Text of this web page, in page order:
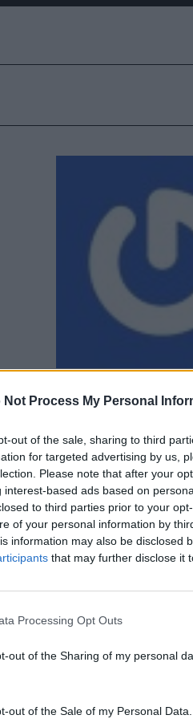
Not Process My Personal
out of the sale, sharing to third
for targeted advertising by us,
Please note that after your
interest-based ads based on
to third parties prior to your
of your personal information by
information may also be disclosed
that may further disclose it
Processing Opt Outs
out of the Sharing of my personal
out of the Sale of my Personal Data.
Ναταλία
πολυαναμενόμενο